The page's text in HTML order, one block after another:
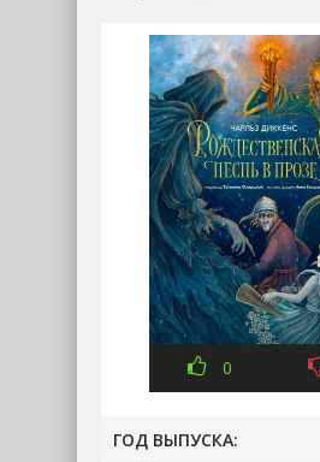
0
ГОД ВЫПУСКА: